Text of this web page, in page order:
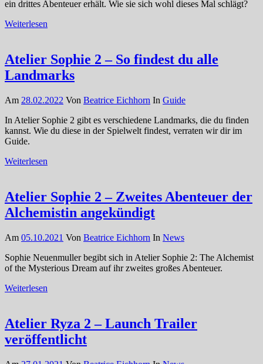
ein drittes Abenteuer erhält. Wie sie sich wohl dieses Mal schlägt?
Weiterlesen
Atelier Sophie 2 – So findest du alle
Landmarks
Am 28.02.2022 Von Beatrice Eichhorn In Guide
In Atelier Sophie 2 gibt es verschiedene Landmarks, die du finden
kannst. Wie du diese in der Spielwelt findest, verraten wir dir im
Guide.
Weiterlesen
Atelier Sophie 2 – Zweites Abenteuer der
Alchemistin angekündigt
Am 05.10.2021 Von Beatrice Eichhorn In News
Sophie Neuenmuller begibt sich in Atelier Sophie 2: The Alchemist
of the Mysterious Dream auf ihr zweites großes Abenteuer.
Weiterlesen
Atelier Ryza 2 – Launch Trailer
veröffentlicht